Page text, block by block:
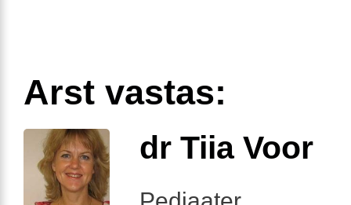
Arst vastas:
dr Tiia Voor